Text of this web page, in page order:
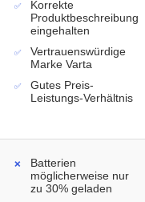
Korrekte
Produktbeschreibung
eingehalten
Vertrauenswürdige
Marke Varta
Gutes Preis-
Leistungs-Verhältnis
Batterien
möglicherweise nur
zu 30% geladen